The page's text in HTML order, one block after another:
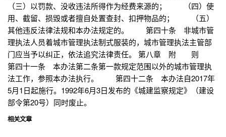
（三）以罚款、没收违法所得作为经费来源的； （四）使
用、截留、损毁或者擅自处置查封、扣押物品的； （五）
其他违反法律法规和本办法规定的。 第四十条 非城市管
理执法人员着城市管理执法制式服装的，城市管理执法主管部
门应当予以纠正，依法追究法律责任。 第八章 附 则
第四十一条 本办法第二条第一款规定范围以外的城市管理执
法工作，参照本办法执行。 第四十二条 本办法自2017年
5月1日起施行。1992年6月3日发布的《城建监察规定》（建设
部令第20号）同时废止。
相关文章